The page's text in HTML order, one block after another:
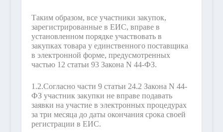
Таким образом, все участники закупок,
зарегистрированные в ЕИС, вправе в
установленном порядке участвовать в
закупках товара у единственного поставщика
в электронной форме, предусмотренных
частью 12 статьи 93 Закона N 44-ФЗ.
1.2.Согласно части 9 статьи 24.2 Закона N 44-
ФЗ участник закупки не вправе подавать
заявки на участие в электронных процедурах
за три месяца до даты окончания срока своей
регистрации в ЕИС.